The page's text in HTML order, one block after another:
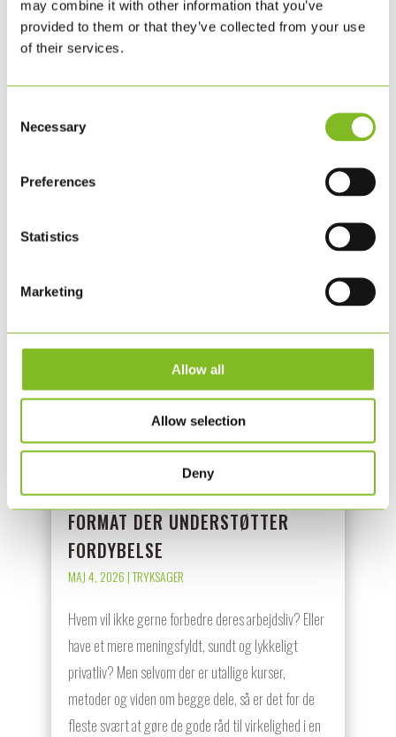
may combine it with other information that you’ve
provided to them or that they’ve collected from your use
of their services.
Selection
Necessary
Preferences
Statistics
Marketing
Allow all
Allow selection
Deny
Science Based Targets Network-processen, Step 1:
Assess og Step 2: Prioritize. Read the English
gennemført en vurdering og...
NYT INTERNATIONALT MAGASIN
HJÆLPER MED AT FORBEDRE DIT
ARBEJDS- OG PRIVATLIV. I ET
FORMAT DER UNDERSTØTTER
FORDYBELSE
MAJ 4, 2026|TRYKSAGER
Hvem vil ikke gerne forbedre deres arbejdsliv? Eller
have et mere meningsfyldt, sundt og lykkeligt
privatliv? Men selvom der er utallige kurser,
metoder og viden om begge dele, så er det for de
fleste svært at gøre de gode råd til virkelighed i en